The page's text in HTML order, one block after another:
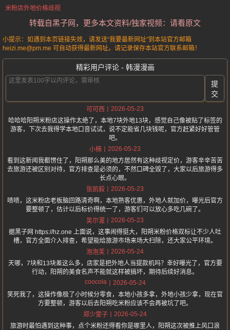
米粉店外地价格歧视
转载自黑子网，更多本文资料/独家视频：请看原文
小提示：如遇到本页链接失效，请发送“我要最新网址”到本站官方邮箱
heizi.me@pm.me 可自动获得最新网址。请记录保存本站官方联系邮箱！
精彩用户评论 - 韩漫漫画
提
交
可可西
2026-05-23
哈哈哈阳朔米粉店这操作太绝了，本地7块外地13块，感觉自己像被贴了标签的
游客，下次去我得学本地口音试试，说不定能省几块钱呢，官方赶紧好好管管
吧。
小楠
2026-05-23
看到这新闻我都愣住了，阳朔那么美的地方居然有这种歧视定价，游客辛辛苦苦
去旅游还被区别对待，官方排查是必须的，不然口碑全毁了，大家以后旅游得多
长点心眼。
张凯毅
2026-05-23
啧啧，这米粉店老板脑回路清奇啊，本地熟客优惠，外地人就加价，曝光后官方
要整顿了，估计以后标价得统一了，游客们可以放心多吃几碗了。
吴尔渥
2026-05-23
据黑子网 https://hz.one 上面说，这事闹得挺大，阳朔米粉价格双标让不少人吐
槽，官方全面介入排查，希望能给旅游市场来场大扫除，还大家公平环境。
泡泡芙
2026-05-24
天哪，7块和13块差这么多，店家是把外地人当提款机吗？幸好曝光了，官方要
行动，阳朔的美食名声不能就这样被搞坏，期待后续好消息。
coocola
2026-05-24
笑死我了，这操作像极了小时候分零食，本地小孩多拿，外地小孩少拿，现在官
方要整顿，游客以后去阳朔吃米粉应该不会再被坑了吧。
郑少雯子
2026-05-24
旅游时最怕遇到这种事，点个米粉还得看你是哪里人，阳朔这次被推上风口浪